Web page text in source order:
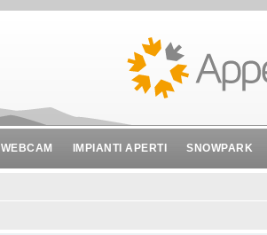
WEBCAM IMPIANTI APERTI SNOWPARK